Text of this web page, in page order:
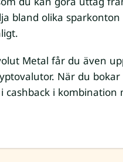
bland olika
Metal får du även
När du
cashback i